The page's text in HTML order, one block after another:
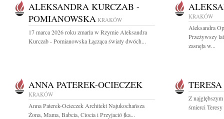
ALEKSANDRA KURCZAB -
POMIANOWSKA KRAKÓW
17 marca 2026 roku zmarła w Rzymie Aleksandra
Kurczab - Pomianowska Łącząca światy dwóch...
KRAKÓW
Aleksandra
Przeżywszy
zasnęła w...
ANNA PATEREK-OCIECZEK
KRAKÓW
Anna Paterek-Ocieczek Architekt Najukochańsza
Żona, Mama, Babcia, Ciocia i Przyjació łka...
Z
śmierci